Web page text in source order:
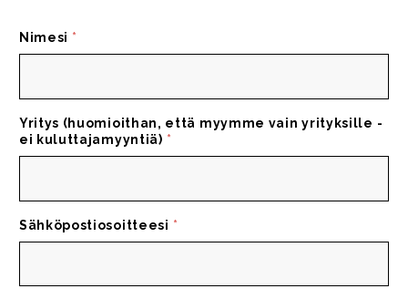
Nimesi *
Yritys (huomioithan, että myymme vain yrityksille -
ei kuluttajamyyntiä) *
Sähköpostiosoitteesi *